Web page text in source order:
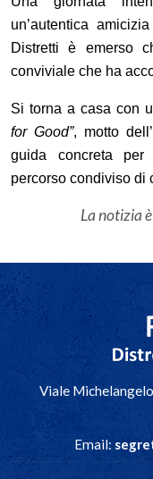
un’autentica
Distretti è emerso
conviviale che ha
Si torna a casa con
for Good”, motto dell ’
guida concreta per l
percorso condiviso di
La notizia
Navigazione
Viale
Email: